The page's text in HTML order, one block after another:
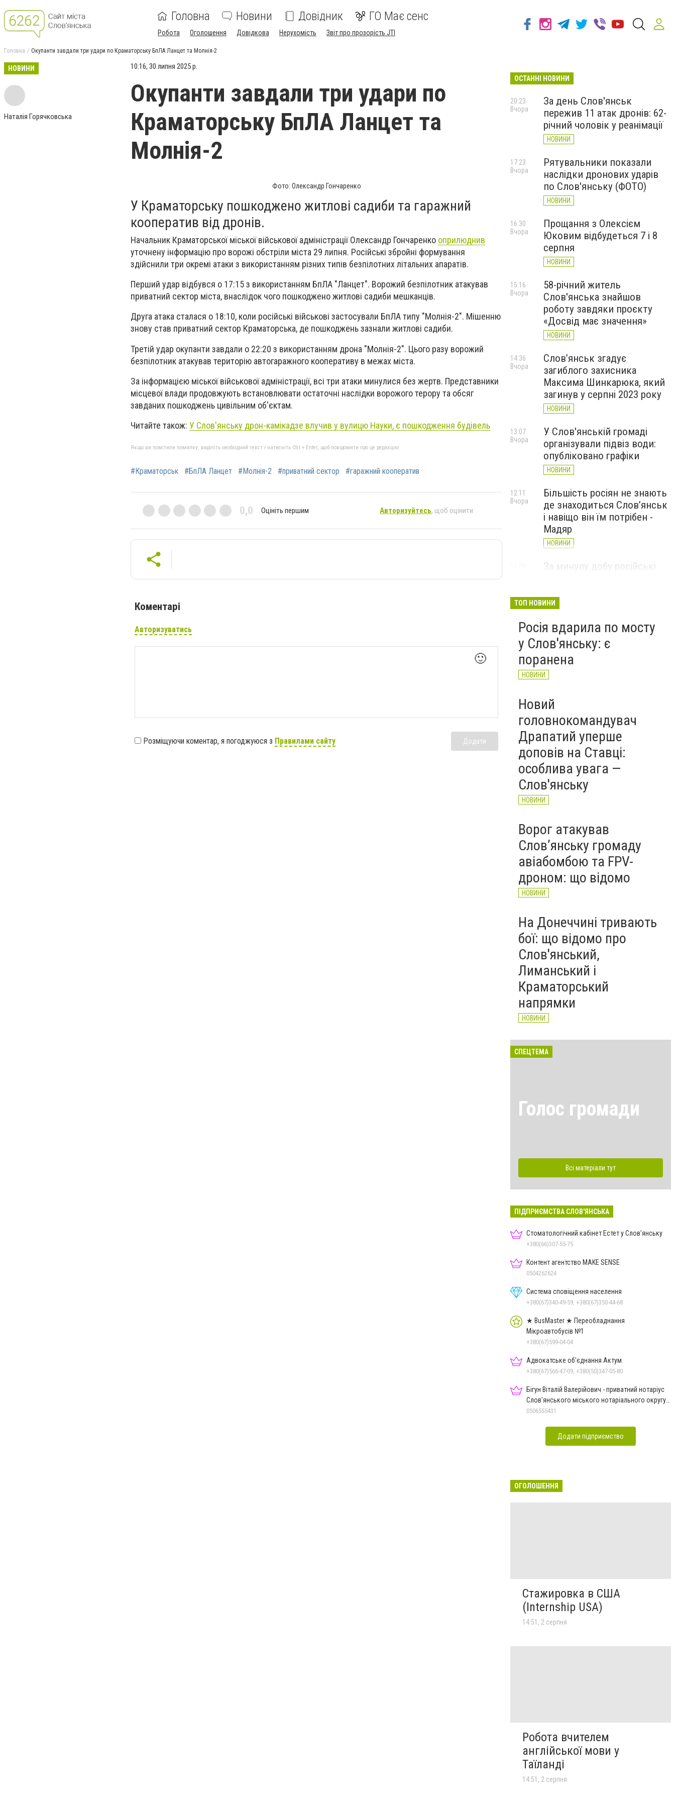
Головна Новини Довідник ГО Має сенс
Робота Оголошення Довідкова Нерухомість Звіт про прозорість JTI
Головна Окупанти завдали три удари по Краматорську БпЛА Ланцет та Молнія-2
НОВИНИ
Наталія Горячковська
10:16, 30 липня 2025 р.
Окупанти завдали три удари по
Краматорську БпЛА Ланцет та
Молнія-2
Фото: Олександр Гончаренко
У Краматорську пошкоджено житлові садиби та гаражний
кооператив від дронів.
Начальник Краматорської міської військової адміністрації Олександр Гончаренко оприлюднив
уточнену інформацію про ворожі обстріли міста 29 липня. Російські збройні формування
здійснили три окремі атаки з використанням різних типів безпілотних літальних апаратів.
Перший удар відбувся о 17:15 з використанням БпЛА "Ланцет". Ворожий безпілотник атакував
приватний сектор міста, внаслідок чого пошкоджено житлові садиби мешканців.
Друга атака сталася о 18:10, коли російські військові застосували БпЛА типу "Молнія-2". Мішенню
знову став приватний сектор Краматорська, де пошкоджень зазнали житлові садиби.
Третій удар окупанти завдали о 22:20 з використанням дрона "Молнія-2". Цього разу ворожий
безпілотник атакував територію автогаражного кооперативу в межах міста.
За інформацією міської військової адміністрації, всі три атаки минулися без жертв. Представники
місцевої влади продовжують встановлювати остаточні наслідки ворожого терору та обсяг
завданих пошкоджень цивільним об'єктам.
Читайте також: У Слов'янську дрон-камікадзе влучив у вулицю Науки, є пошкодження будівель
Якщо ви помітили помилку, виділіть необхідний текст і натисніть Ctrl + Enter, щоб повідомити про це редакцію
#Краматорськ #БпЛА Ланцет #Молнія-2 #приватний сектор #гаражний кооператив
0,0 Оцініть першим Авторизуйтесь, щоб оцінити
Коментарі
Авторизуватись
🙂
Розміщуючи коментар, я погоджуюся з Правилами сайту Додати
ОСТАННІ НОВИНИ
За день Слов'янськ
пережив 11 атак дронів: 62-
річний чоловік у реанімації
НОВИНИ
20:23
Вчора
Рятувальники показали
наслідки дронових ударів
по Слов'янську (ФОТО)
НОВИНИ
17:23
Вчора
Прощання з Олексієм
Юковим відбудеться 7 і 8
серпня
НОВИНИ
16:30
Вчора
58-річний житель
Слов'янська знайшов
роботу завдяки проєкту
«Досвід має значення»
НОВИНИ
15:16
Вчора
Слов’янськ згадує
загиблого захисника
Максима Шинкарюка, який
загинув у серпні 2023 року
НОВИНИ
14:36
Вчора
У Слов'янській громаді
організували підвіз води:
опубліковано графіки
НОВИНИ
13:07
Вчора
Більшість росіян не знають
де знаходиться Слов’янськ
і навіщо він їм потрібен -
Мадяр
НОВИНИ
12:11
Вчора
За минулу добу російські
великої війни: 6 серпня
ТОП НОВИНИ
Росія вдарила по мосту
у Слов'янську: є
поранена
НОВИНИ
Новий
головнокомандувач
Драпатий уперше
доповів на Ставці:
особлива увага —
Слов'янську
НОВИНИ
Ворог атакував
Слов’янську громаду
авіабомбою та FPV-
дроном: що відомо
НОВИНИ
На Донеччині тривають
бої: що відомо про
Слов'янський,
Лиманський і
Краматорський
напрямки
НОВИНИ
СПЕЦТЕМА
Голос громади
Всі матеріали тут
ПІДПРИЄМСТВА СЛОВ'ЯНСЬКА
Стоматологічний кабінет Естет у Слов'янську
+380(66)307-55-75
Контент агентство MAKE SENSE
0504262624
Система сповіщення населення
+380(67)340-49-59, +380(67)350-44-68
★ BusMaster ★ Переобладнання
Мікроавтобусів №1
+380(67)599-04-04
Адвокатське об'єднання Актум
+380(67)566-47-09, +380(50)347-05-80
Бігун Віталій Валерійович - приватний нотаріус
Слов'янського міського нотаріального округу
Дон.обл.
0506555431
Додати підприємство
ОГОЛОШЕННЯ
Стажировка в США
(Internship USA)
14:51, 2 серпня
Робота вчителем
англійської мови у
Таїланді
14:51, 2 серпня